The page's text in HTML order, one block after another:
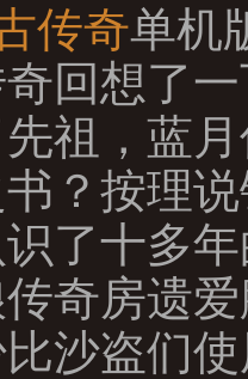
传奇单机
回想了
祖，蓝
？按理
识了十多
奇房遗
沙盗们